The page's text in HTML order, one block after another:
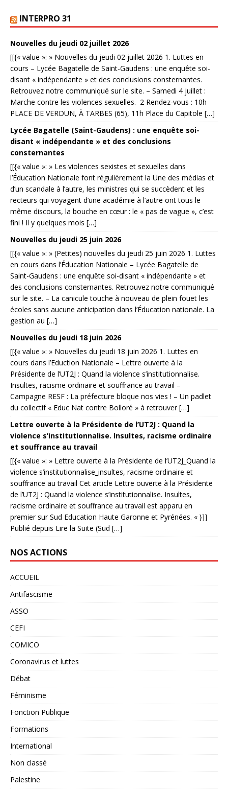
INTERPRO 31
Nouvelles du jeudi 02 juillet 2026
[[{« value »: » Nouvelles du jeudi 02 juillet 2026 1. Luttes en
cours – Lycée Bagatelle de Saint-Gaudens : une enquête soi-
disant « indépendante » et des conclusions consternantes.
Retrouvez notre communiqué sur le site. – Samedi 4 juillet :
Marche contre les violences sexuelles. 2 Rendez-vous : 10h
PLACE DE VERDUN, À TARBES (65), 11h Place du Capitole […]
Lycée Bagatelle (Saint-Gaudens) : une enquête soi-
disant « indépendante » et des conclusions
consternantes
[[{« value »: » Les violences sexistes et sexuelles dans
l’Éducation Nationale font régulièrement la Une des médias et
d’un scandale à l’autre, les ministres qui se succèdent et les
recteurs qui voyagent d’une académie à l’autre ont tous le
même discours, la bouche en cœur : le « pas de vague », c’est
fini ! Il y quelques mois […]
Nouvelles du jeudi 25 juin 2026
[[{« value »: » (Petites) nouvelles du jeudi 25 juin 2026 1. Luttes
en cours dans l’Éducation Nationale – Lycée Bagatelle de
Saint-Gaudens : une enquête soi-disant « indépendante » et
des conclusions consternantes. Retrouvez notre communiqué
sur le site. – La canicule touche à nouveau de plein fouet les
écoles sans aucune anticipation dans l’Éducation nationale. La
gestion au […]
Nouvelles du jeudi 18 juin 2026
[[{« value »: » Nouvelles du jeudi 18 juin 2026 1. Luttes en
cours dans l’Eduction Nationale – Lettre ouverte à la
Présidente de l’UT2J : Quand la violence s’institutionnalise.
Insultes, racisme ordinaire et souffrance au travail –
Campagne RESF : La préfecture bloque nos vies ! – Un padlet
du collectif « Educ Nat contre Bolloré » à retrouver […]
Lettre ouverte à la Présidente de l’UT2J : Quand la
violence s’institutionnalise. Insultes, racisme ordinaire
et souffrance au travail
[[{« value »: » Lettre ouverte à la Présidente de l’UT2J_Quand la
violence s’institutionnalise_insultes, racisme ordinaire et
souffrance au travail Cet article Lettre ouverte à la Présidente
de l’UT2J : Quand la violence s’institutionnalise. Insultes,
racisme ordinaire et souffrance au travail est apparu en
premier sur Sud Education Haute Garonne et Pyrénées. « }]]
Publié depuis Lire la Suite (Sud […]
NOS ACTIONS
ACCUEIL
Antifascisme
ASSO
CEFI
COMICO
Coronavirus et luttes
Débat
Féminisme
Fonction Publique
Formations
International
Non classé
Palestine